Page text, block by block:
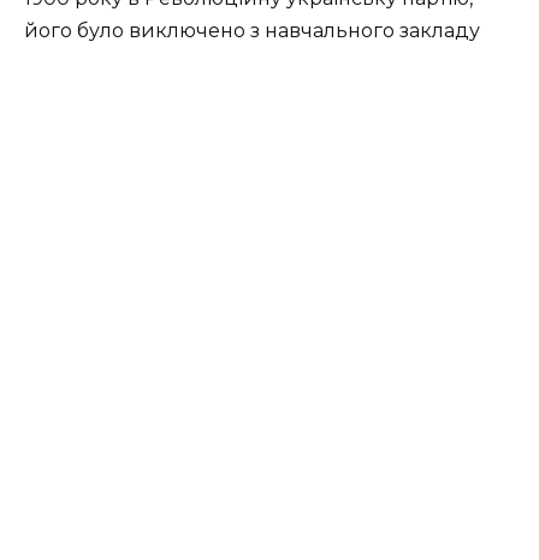
його було виключено з навчального закладу